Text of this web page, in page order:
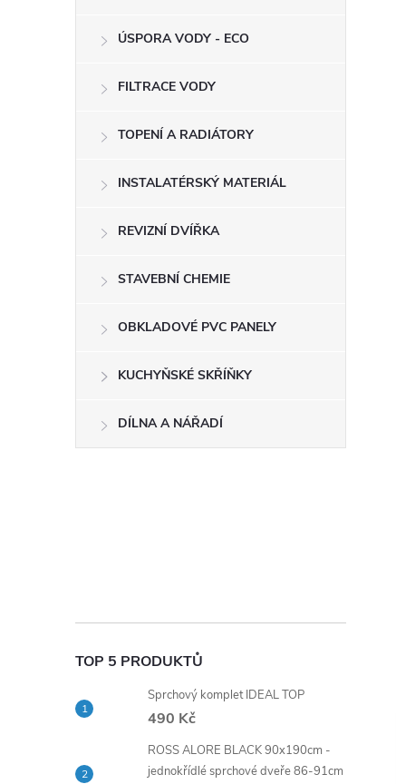
ÚSPORA VODY - ECO
FILTRACE VODY
TOPENÍ A RADIÁTORY
INSTALATÉRSKÝ MATERIÁL
REVIZNÍ DVÍŘKA
STAVEBNÍ CHEMIE
OBKLADOVÉ PVC PANELY
KUCHYŇSKÉ SKŘÍŇKY
DÍLNA A NÁŘADÍ
TOP 5 PRODUKTŮ
Sprchový komplet IDEAL TOP
490 Kč
ROSS ALORE BLACK 90x190cm -
jednokřídlé sprchové dveře 86-91cmZDARMA